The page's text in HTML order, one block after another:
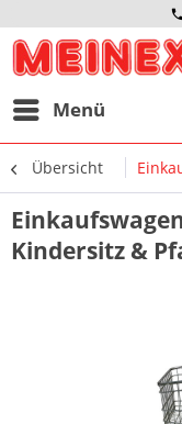
Menü
Übersicht
Kindersitz &